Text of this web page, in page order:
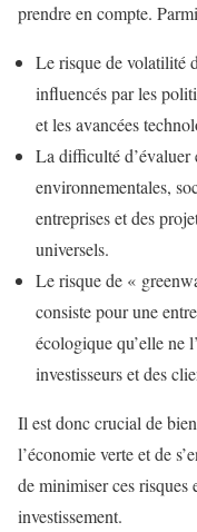
prendre en compte.
Le risque de volatilité
influencés par les
et les avancées
La difficulté d’évaluer
environnementales,
entreprises et des
universels.
Le risque de «
consiste pour une
écologique qu’elle ne
investisseurs et des
Il est donc crucial de
l’économie verte et de
de minimiser ces risques
investissement.